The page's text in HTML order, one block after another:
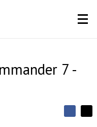
7 -
SS